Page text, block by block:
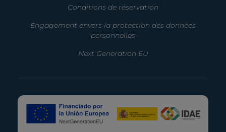
Conditions de réservation
Engagement envers la protection des données
personnelles
Next Generation EU